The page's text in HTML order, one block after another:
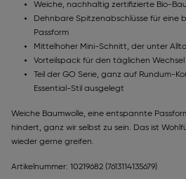
Weiche, nachhaltig zertifizierte Bio-
Dehnbare Spitzenabschlüsse für eine
Passform
Mittelhoher Mini-Schnitt, der unter
Vorteilspack für den täglichen Wechsel
Teil der GO Serie, ganz auf Rundum-
Essential-Stil ausgelegt
Weiche Baumwolle, eine entspannte
hindert, ganz wir selbst zu sein. Das ist
wieder gerne greifen.
Artikelnummer: 10219682 (7613114135679)